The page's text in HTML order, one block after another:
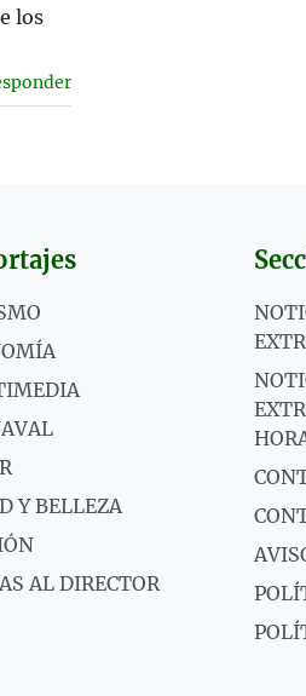
los
Y BELLEZA
AL DIRECTOR